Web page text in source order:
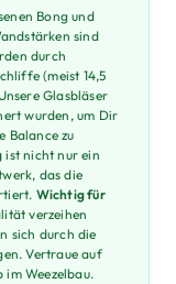
Bong und
sind
durch
(meist 14,5
Glasbläser
wurden, um Dir
Balance zu
ist nicht nur ein
das die
Wichtig für
verzeihen
sich durch die
Vertraue auf
Weezelbau.